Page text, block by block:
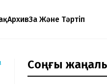
АрхивЗаң Және Тәртіп
Соңғы